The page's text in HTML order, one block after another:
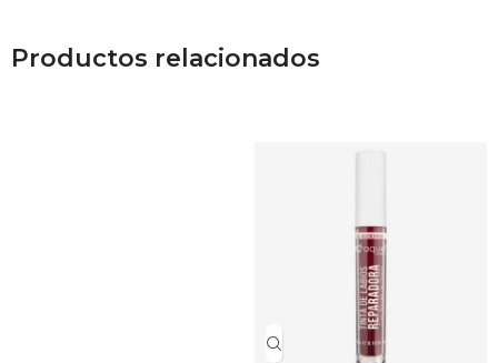
Productos relacionados